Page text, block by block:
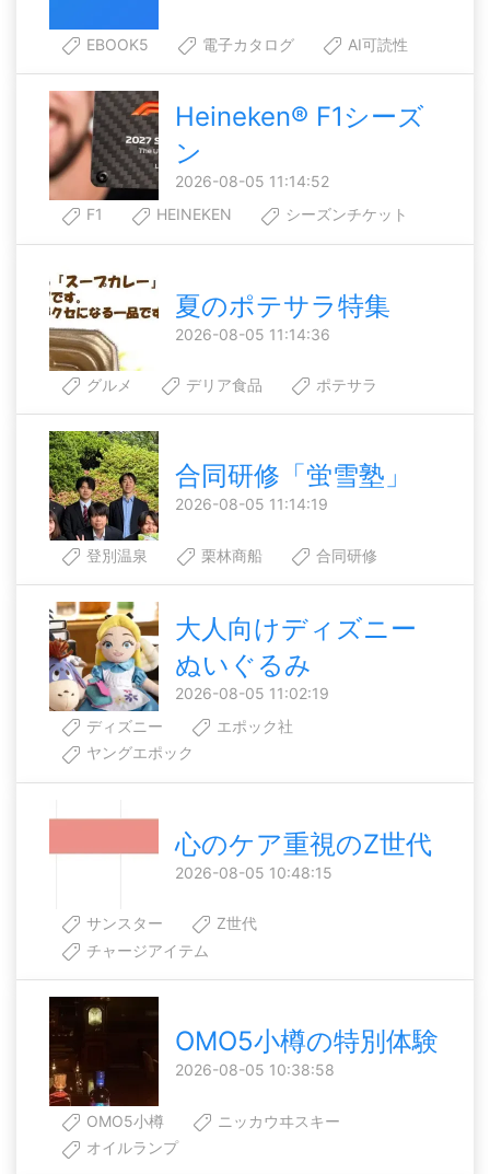
EBOOK5 電子カタログ AI可読性
Heineken® F1シーズ
ン
2026-08-05 11:14:52
F1
HEINEKEN シーズンチケット
夏のポテサラ特集
2026-08-05 11:14:36
グルメ デリア食品 ポテサラ
合同研修「蛍雪塾」
2026-08-05 11:14:19
登別温泉 栗林商船 合同研修
大人向けディズニー
ぬいぐるみ
2026-08-05 11:02:19
ディズニー
エポック社
ヤングエポック
心のケア重視のZ世代
2026-08-05 10:48:15
サンスター
Z世代
チャージアイテム
OMO5小樽の特別体験
2026-08-05 10:38:58
OMO5小樽
ニッカウヰスキー
オイルランプ